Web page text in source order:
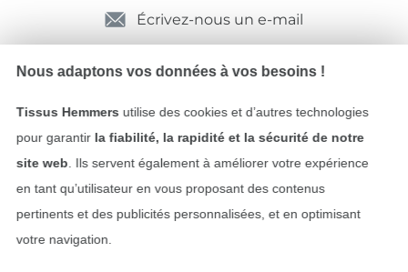
Écrivez-nous un e-mail
Sécurité garantie
Nous adaptons vos données à vos besoins !
Tissus Hemmers utilise des cookies et d’autres technologies
pour garantir la fiabilité, la rapidité et la sécurité de notre
site web . Ils servent également à améliorer votre expérience
en tant qu’utilisateur en vous proposant des contenus
pertinents et des publicités personnalisées, et en optimisant
votre navigation.